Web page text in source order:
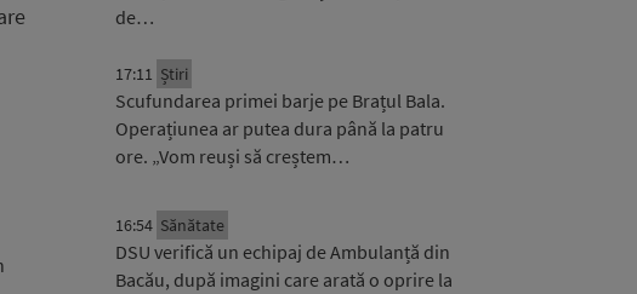
de…
17:11 Știri
Scufundarea primei barje pe Brațul Bala.
Operațiunea ar putea dura până la patru
ore. „Vom reuși să creștem…
16:54 Sănătate
DSU verifică un echipaj de Ambulanță din
Bacău, după imagini care arată o oprire la